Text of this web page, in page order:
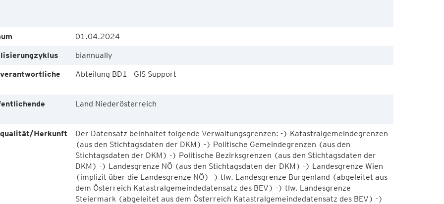
01.04.2024
biannually
Abteilung BD1 - GIS Support
Land Niederösterreich
Herkunft
Der Datensatz beinhaltet folgende Verwaltungsgrenzen: -) Katastralgemeindegrenzen
(aus den Stichtagsdaten der DKM) -) Politische Gemeindegrenzen (aus den
Stichtagsdaten der DKM) -) Politische Bezirksgrenzen (aus den Stichtagsdaten der
DKM) -) Landesgrenze NÖ (aus den Stichtagsdaten der DKM) -) Landesgrenze Wien
(implizit über die Landesgrenze NÖ) -) tlw. Landesgrenze Burgenland (abgeleitet aus
dem Österreich Katastralgemeindedatensatz des BEV) -) tlw. Landesgrenze
Steiermark (abgeleitet aus dem Österreich Katastralgemeindedatensatz des BEV) -)